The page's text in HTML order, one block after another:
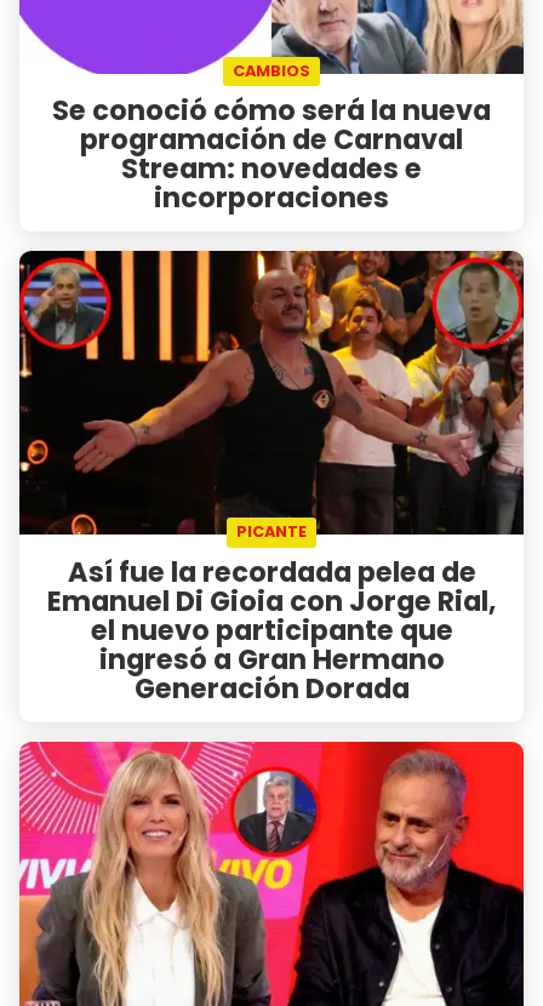
CAMBIOS
Se conoció cómo será la nueva
programación de Carnaval
Stream: novedades e
incorporaciones
PICANTE
Así fue la recordada pelea de
Emanuel Di Gioia con Jorge Rial,
el nuevo participante que
ingresó a Gran Hermano
Generación Dorada